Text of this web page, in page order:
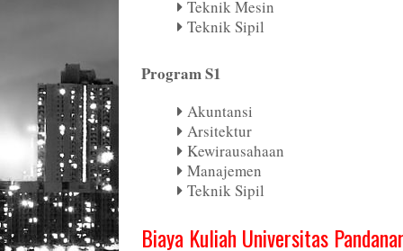
Teknik Mesin
Teknik Sipil
Program S1
Akuntansi
Arsitektur
Kewirausahaan
Manajemen
Teknik Sipil
Biaya Kuliah Universitas